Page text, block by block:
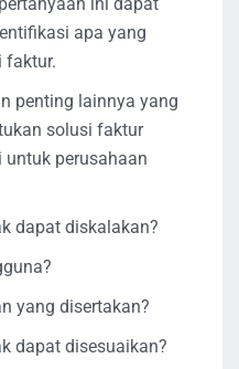
ini dapat
apa yang
faktur.
penting lainnya yang
solusi faktur
perusahaan
dapat diskalakan?
yang disertakan?
dapat disesuaikan?